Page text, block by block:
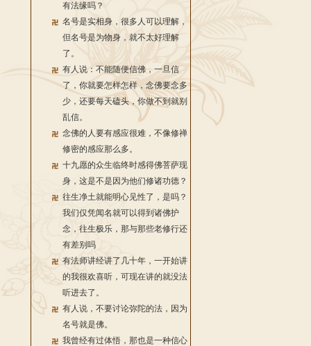
有法缘吗？
名号是实相身，很多人可以理解，
但名号是为物身，就不太好理解
了。
有人说：不能随便信佛，一旦信
了，你就要怎样怎样，念佛要念多
少，还要每天磕头，你做不到就别
乱信。
念佛的人要有感应很难，不像修禅
修密的感应那么多。
十九愿的众生临终时感得佛菩萨现
身，这是不是因为他们修诸功德？
往生净土就能明心见性了，是吗？
我们仅凭闻名就可以得到诸佛护
念，往生极乐，那与那些老修行还
有差别吗
有法师讲经讲了几十年，一开始讲
的我很欢喜听，可现在讲的就没法
听进去了。
有人说，不要讨论弥陀的法，因为
名号就是佛。
我曾经有过体悟，那也是一种信心